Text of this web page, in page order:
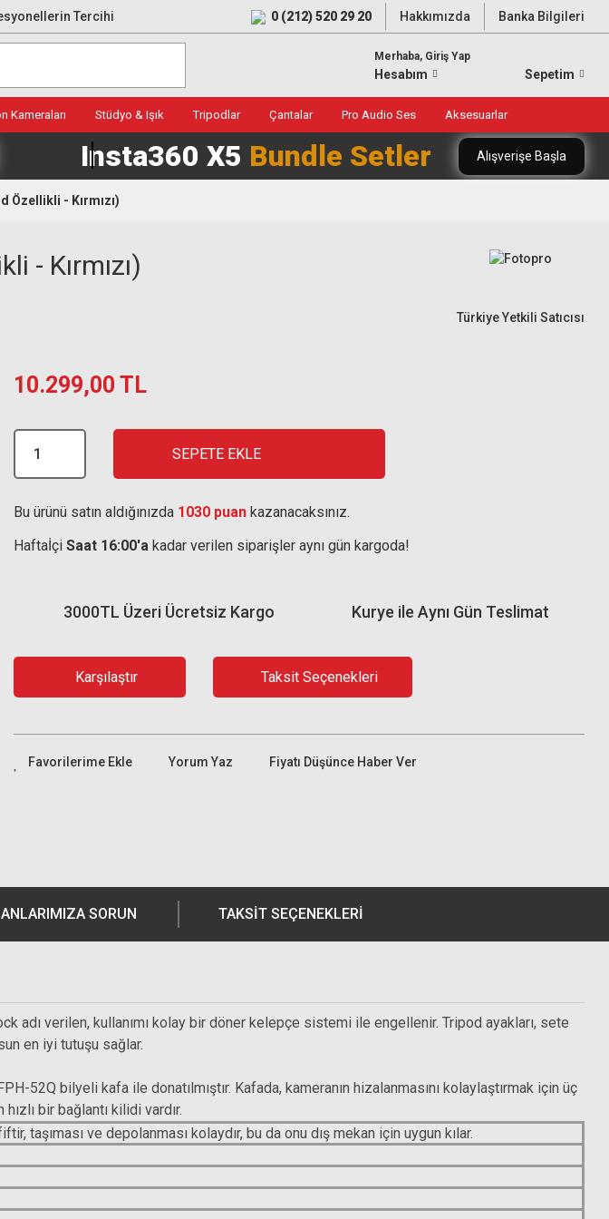
Tercihi 0 (212) 520 29 20 Hakkımızda Banka Bilgileri
Merhaba, Giriş Yap
Hesabım Sepetim
Kameraları Stüdyo & Işık Tripodlar Çantalar Pro Audio Ses Aksesuarlar
Insta360 X5 Bundle Setler Alışverişe Başla
- Kırmızı)
- Kırmızı)
Türkiye Yetkili Satıcısı
10.299,00 TL
SEPETE EKLE
Bu ürünü satın aldığınızda 1030 puan kazanacaksınız.
Haftaİçi Saat 16:00'a kadar verilen siparişler aynı gün kargoda!
Kurye ile Aynı Gün Teslimat
3000TL Üzeri Ücretsiz Kargo
Karşılaştır Taksit Seçenekleri
Yorum Yaz Fiyatı Düşünce Haber Ver
SORUN TAKSIT SEÇENEKLERI
adı verilen, kullanımı kolay bir döner kelepçe sistemi ile engellenir. Tripod ayakları, sete
en iyi tutuşu sağlar.
52Q bilyeli kafa ile donatılmıştır. Kafada, kameranın hizalanmasını kolaylaştırmak için üç
bir bağlantı kilidi vardır.
ve depolanması kolaydır, bu da onu dış mekan için uygun kılar.